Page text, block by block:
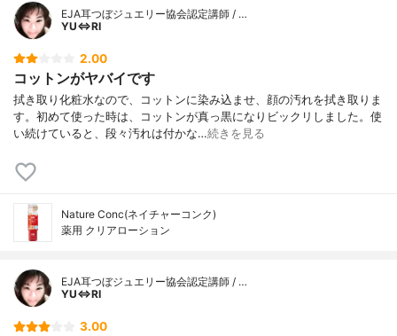
EJA耳つぼジュエリー協会認定講師 / …
YU⇔RI
2.00
コットンがヤバイです
拭き取り化粧水なので、コットンに染み込ませ、顔の汚れを拭き取りま
す。初めて使った時は、コットンが真っ黒になりビックリしました。使
い続けていると、段々汚れは付かな…続きを見る
Nature Conc(ネイチャーコンク)
薬用 クリアローション
EJA耳つぼジュエリー協会認定講師 / …
YU⇔RI
3.00